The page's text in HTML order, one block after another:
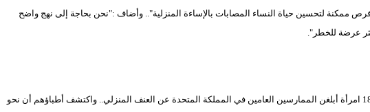
فرص ممكنة لتحسين حياة النساء المصابات بالإساءة المنزلية".. وأضاف :"نحن بحاجة إلى نهج واضح
عرضة للخطر".
وقام باحثون أميركيون بفحص بيانات أكثر من 18000 امرأة أبلغن الممارسين العامين في المملكة المتحدة عن العنف المنزلي.. واكتشف أطباؤهم أن نحو